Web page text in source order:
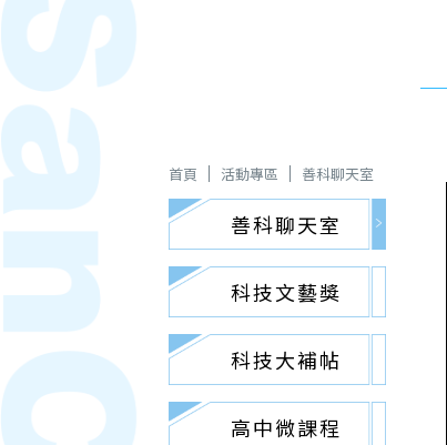
首頁 活動專區 善科聊天室
善科聊天室
科技文藝獎
科技大補帖
高中微課程